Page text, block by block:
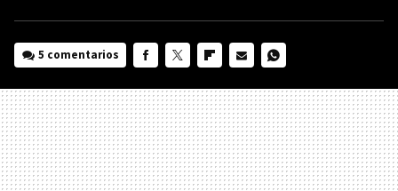
5 comentarios
MAIL